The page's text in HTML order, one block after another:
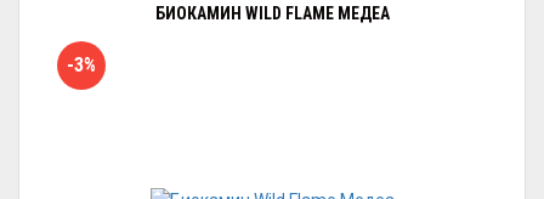
БИОКАМИН WILD FLAME МЕДЕА
-3%